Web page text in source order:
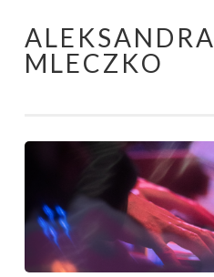
Skip to content
ALEKSANDRA
MLECZKO